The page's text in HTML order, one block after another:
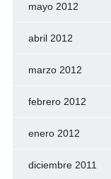
mayo 2012
abril 2012
marzo 2012
febrero 2012
enero 2012
diciembre 2011